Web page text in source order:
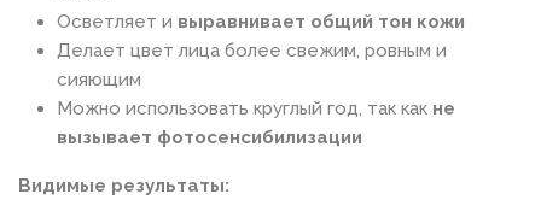
Осветляет и выравнивает общий тон кожи
Делает цвет лица более свежим, ровным и
сияющим
Можно использовать круглый год, так как не
вызывает фотосенсибилизации
Видимые результаты: